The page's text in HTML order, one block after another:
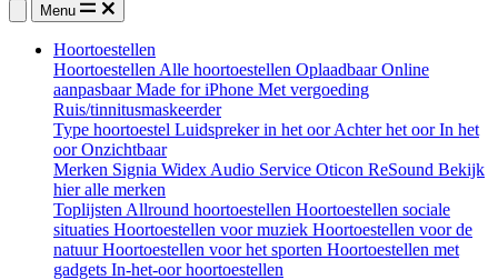
Menu
Hoortoestellen
Hoortoestellen Alle hoortoestellen OplaadbaarOnline
aanpasbaarMade for iPhone Met vergoeding
Ruis/tinnitusmaskeerder
Type hoortoestel Luidspreker in het oorAchter het oorIn het
oorOnzichtbaar
Merken Signia Widex Audio Service Oticon ReSound Bekijk
hier alle merken
Toplijsten Allround hoortoestellen Hoortoestellen sociale
situaties Hoortoestellen voor muziek Hoortoestellen voor de
natuurHoortoestellen voor het sporten Hoortoestellen met
gadgets In-het-oor hoortoestellen